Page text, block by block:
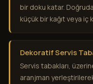
bir doku katar.
küçük bir kağıt veya iç
Dekoratif Servis
Servis tabakları,
aranjman